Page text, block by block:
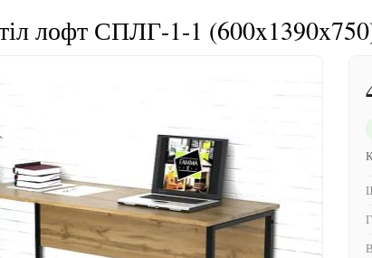
лофт СПЛГ-1-1